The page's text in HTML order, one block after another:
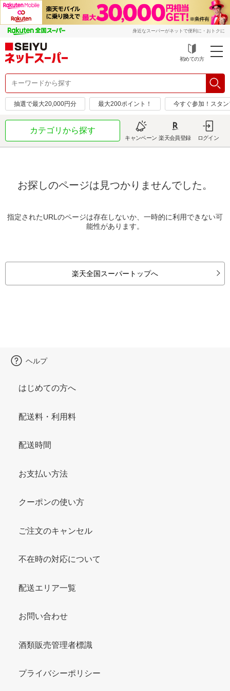
身近なスーパーがネットで便利に・おトクに
初めての方
抽選で最大20,000円分 最大200ポイント！ 今すぐ参加！スタ
カテゴリから探す
キャンペーン 楽天会員登録 ログイン
お探しのページは見つかりませんでした。
指定されたURLのページは存在しないか、一時的に利用できない可
能性があります。
楽天全国スーパートップへ
ヘルプ
はじめての方へ
配送料・利用料
配送時間
お支払い方法
クーポンの使い方
ご注文のキャンセル
不在時の対応について
配送エリア一覧
お問い合わせ
酒類販売管理者標識
プライバシーポリシー